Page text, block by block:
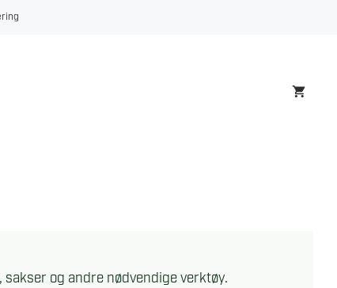
og andre nødvendige verktøy.